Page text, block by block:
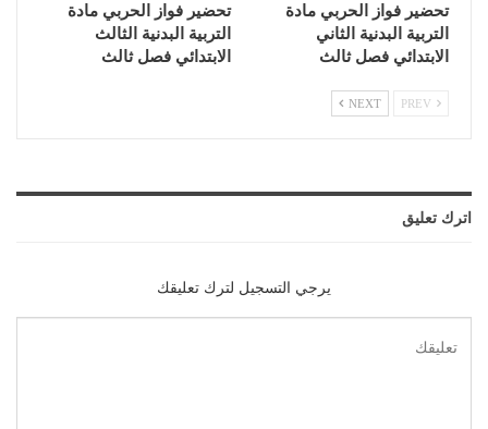
تحضير فواز الحربي مادة
التربية البدنية الثاني
الابتدائي فصل ثالث
تحضير فواز الحربي مادة
التربية البدنية الثالث
الابتدائي فصل ثالث
NEXT
اترك تعليق
يرجي التسجيل لترك تعليقك